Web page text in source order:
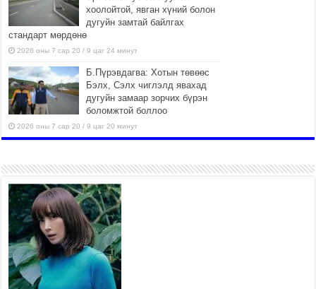
хоолойтой, явган хүний болон
дугуйн замтай байлгах
стандарт мөрдөнө
2026 оны 7 сар 20 / 9 цаг 24 минут
Б.Пүрэвдагва: Хотын төвөөс
Бэлх, Сэлх чиглэлд явахад
дугуйн замаар зорчих бүрэн
боломжтой боллоо
2026 оны 7 сар 20 / 9 цаг 20 минут
шугам хоолойн ажил 80
хувьтай үргэлжилж байна
2026 оны 7 сар 20 / 9 цаг 14 минут
Усархаг аадар бороо орж байгаа тул аюулгүй
байдлаа хангаж, үер усны аюулаас
сэрэмжлэхийг нийслэлийн Онцгой байдлын
газраас анхааруулж байна
2026 оны 7 сар 20 / 9 цаг 09 минут